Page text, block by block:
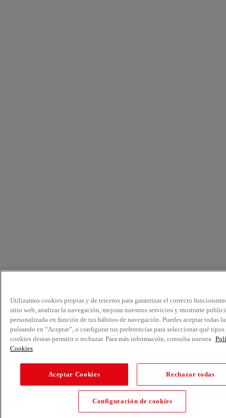
Utilizamos cookies propias y de terceros para garantizar el correcto
sitio web, analizar la navegación, mejorar nuestros servicios y mostrarte
personalizada en función de tus hábitos de navegación. Puedes aceptar todas
pulsando en “Aceptar”, o configurar tus preferencias para seleccionar qué tipos
cookies deseas permitir o rechazar. Para más información, consulta nuestra
Cookies
Aceptar Cookies Rechazar todas
Configuración de cookies